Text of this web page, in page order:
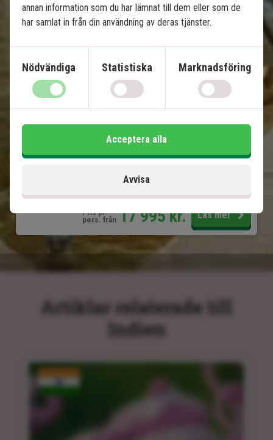
8 nätters spännande rundresa
Privat, engelsktalande chaufför
Ranthambore Nationalpark
Fatehpur Sikri
Taj Mahal
Agra Fort
Pris pr.
pers. från 17 995kr. Läs mer
Artiklar relaterade till
Indien
annan information som du har lämnat till dem eller som de
har samlat in från din användning av deras tjänster.
Nödvändiga Statistiska Marknadsföring
Avvisa
Acceptera alla